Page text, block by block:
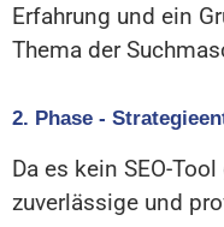
Erfahrung und ein
Thema der
2. Phase -
Da es kein SEO-
zuverlässige und